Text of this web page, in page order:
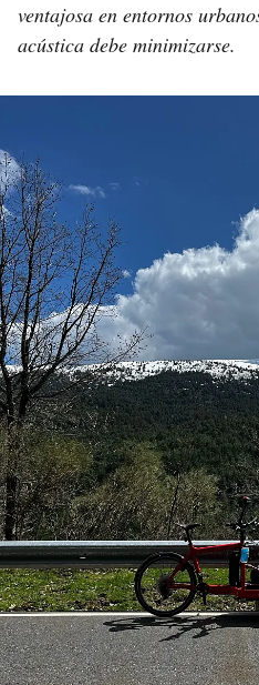
ventajosa en entornos
acústica debe minimizarse.